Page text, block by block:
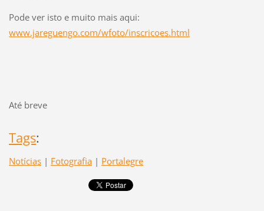
Pode ver isto e muito mais aqui:
www.jareguengo.com/wfoto/inscricoes.html
Até breve
Tags:
Notícias | Fotografia | Portalegre